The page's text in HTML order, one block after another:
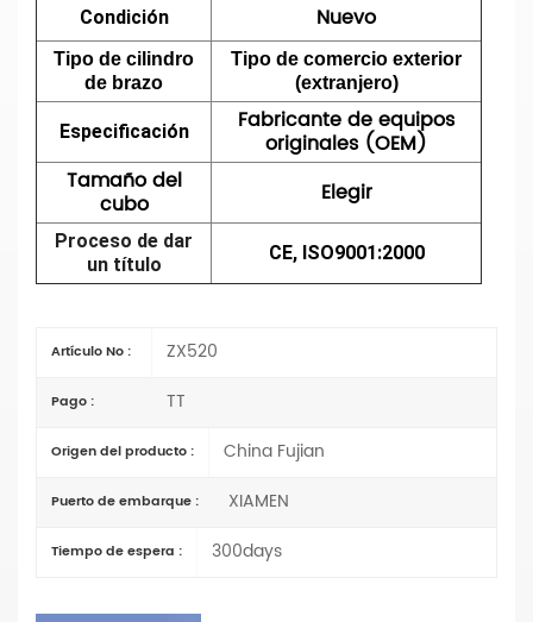
Condición Nuevo
Tipo de cilindro
de brazo
Tipo de comercio exterior
(extranjero)
Especificación Fabricante de equipos
originales (OEM)
Tamaño del
cubo Elegir
Proceso de dar
un título
CE, ISO9001:2000
Artículo No : ZX520
Pago : TT
Origen del producto : China Fujian
Puerto de embarque : XIAMEN
Tiempo de espera : 300days